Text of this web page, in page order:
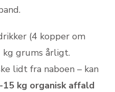
(4 kopper om
kg grums årligt.
lidt fra naboen – kan
15 kg organisk affald